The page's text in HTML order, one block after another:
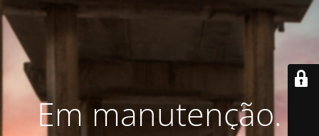
Em manutenção.